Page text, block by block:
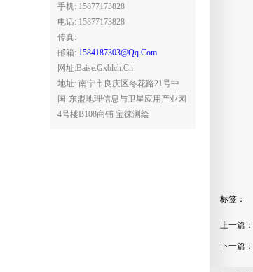
手机: 15877173828
电话: 15877173828
传真:
邮箱: 1584187303@qq.com
网址:baise.gxblch.cn
地址: 南宁市良庆区冬花路21号中
国-东盟地理信息与卫星应用产业园
4号楼B108商铺 宝徕测绘
标签：
上一篇：
下一篇：